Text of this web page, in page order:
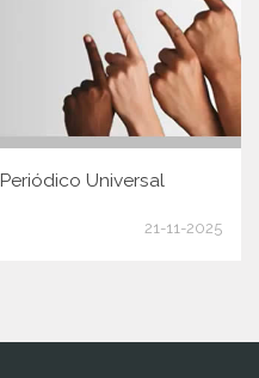
Universal
21-11-2025